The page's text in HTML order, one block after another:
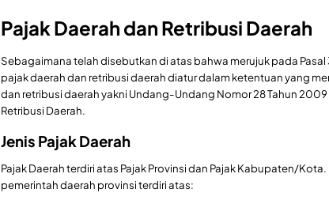
Pajak Daerah dan Retribusi Daerah
Sebagaimana telah disebutkan di atas bahwa merujuk pada Pasal
pajak daerah dan retribusi daerah diatur dalam ketentuan yang
dan retribusi daerah yakni Undang-Undang Nomor 28 Tahun
Retribusi Daerah.
Jenis Pajak Daerah
Pajak Daerah terdiri atas Pajak Provinsi dan Pajak Kabupaten/
pemerintah daerah provinsi terdiri atas: